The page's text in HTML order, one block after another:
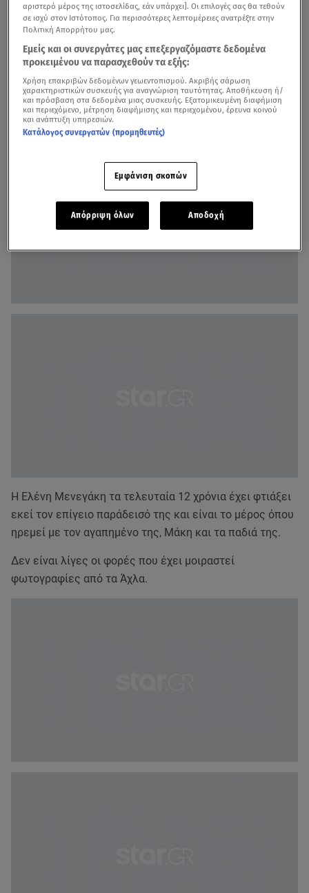
Την αποκάλυψη την έκανε ο ίδιος, όταν και δημοσίευσε
ένα στόρι από τα Άχλα με ταγκ στο ξενοδοχείο.
Η Ελένη Μενεγάκη τα τελευταία 12 χρόνια έχει φτιάξει
εκεί τον επίγειο παράδεισό της και είναι το μέρος όπου
ηρεμεί με τον αγαπημένο της, Μάκη και τα παδιά της.
Δεν είναι λίγες οι φορές που έχει μοιραστεί
φωτογραφίες από τα Άχλα.
αριστερό μέρος της ιστοσελίδας, εάν υπάρχει]. Οι επιλογές σας θα τεθούν
σε ισχύ στον Ιστότοπος. Για περισσότερες λεπτομέρειες ανατρέξτε στην
Πολιτική Απορρήτου μας.
Εμείς και οι συνεργάτες μας επεξεργαζόμαστε δεδομένα
προκειμένου να παρασχεθούν τα εξής:
Χρήση επακριβών δεδομένων γεωεντοπισμού. Ακριβής σάρωση
χαρακτηριστικών συσκευής για αναγνώριση ταυτότητας. Αποθήκευση ή/
και πρόσβαση στα δεδομένα μιας συσκευής. Εξατομικευμένη διαφήμιση
και περιεχόμενο, μέτρηση διαφήμισης και περιεχομένου, έρευνα κοινού
και ανάπτυξη υπηρεσιών.
Κατάλογος συνεργατών (προμηθευτές)
Εμφάνιση σκοπών
Απόρριψη όλων Αποδοχή